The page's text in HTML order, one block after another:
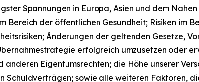
Spannungen in Europa, Asien und dem
Bereich der öffentlichen Gesundheit; Risiken im
Änderungen der geltenden Gesetze,
erfolgreich umzusetzen oder
anderen Eigentumsrechten; die Höhe unserer
Schuldverträgen; sowie alle weiteren Faktoren,